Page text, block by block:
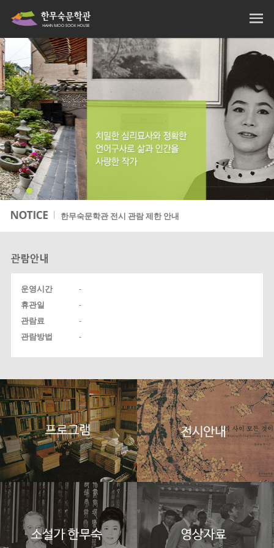
한무숙문학관 전시 관람 제한 안내
운영시간
-
휴관일
-
관람료
-
관람방법
-